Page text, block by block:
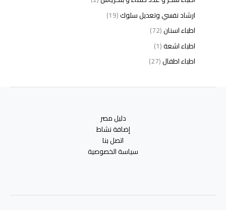
ارشاد نفسي وتعديل سلوك(19)
اطباء اسنان(72)
اطباء اشعة(1)
اطباء اطفال(27)
اطباء امراض الذكورة(1)
اطباء انف واذن وحنجرة(4)
دليل مصر
إضافة نشاط
اتصل بنا
سياسة الخصوصية